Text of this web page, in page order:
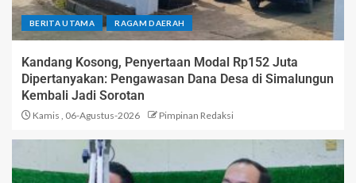
BERITA UTAMA RAGAM DAERAH
Kandang Kosong, Penyertaan Modal Rp152 Juta
Dipertanyakan: Pengawasan Dana Desa di Simalungun
Kembali Jadi Sorotan
Kamis , 06-Agustus-2026 Pimpinan Redaksi